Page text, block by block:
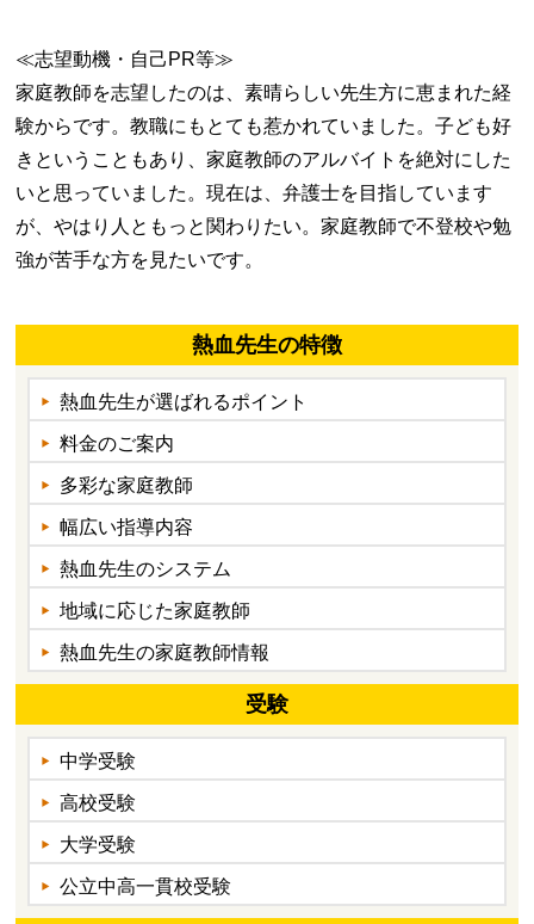
≪志望動機・自己PR等≫
家庭教師を志望したのは、素晴らしい先生方に恵まれた経
験からです。教職にもとても惹かれていました。子ども好
きということもあり、家庭教師のアルバイトを絶対にした
いと思っていました。現在は、弁護士を目指しています
が、やはり人ともっと関わりたい。家庭教師で不登校や勉
強が苦手な方を見たいです。
熱血先生の特徴
熱血先生が選ばれるポイント
料金のご案内
多彩な家庭教師
幅広い指導内容
熱血先生のシステム
地域に応じた家庭教師
熱血先生の家庭教師情報
受験
中学受験
高校受験
大学受験
公立中高一貫校受験